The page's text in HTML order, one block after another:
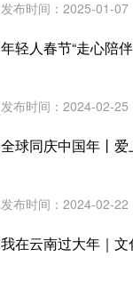
发布时间：2025-01-07
年轻人春节“走心陪
发布时间：2024-02-25
全球同庆中国年丨爱
发布时间：2024-02-22
我在云南过大年｜文